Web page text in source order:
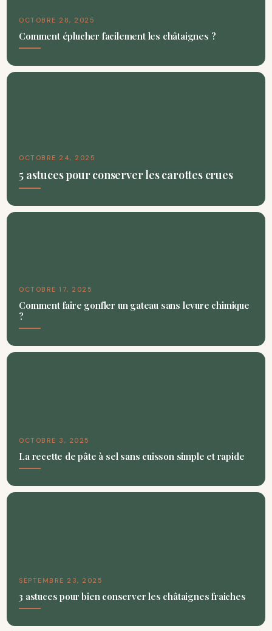
OCTOBRE 28, 2025
Comment éplucher facilement les châtaignes ?
OCTOBRE 24, 2025
5 astuces pour conserver les carottes crues
OCTOBRE 17, 2025
Comment faire gonfler un gateau sans levure chimique
?
OCTOBRE 3, 2025
La recette de pâte à sel sans cuisson simple et rapide
SEPTEMBRE 23, 2025
3 astuces pour bien conserver les châtaignes fraiches